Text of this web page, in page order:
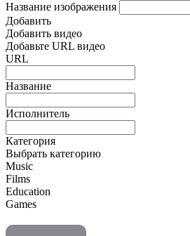
Название изображения
Добавить
Добавить видео
Добавьте URL видео
URL
Название
Исполнитель
Категория
Выбрать категорию
Music
Films
Education
Games